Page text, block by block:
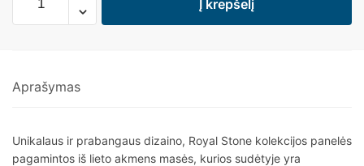
Į krepšelį
Aprašymas
Unikalaus ir prabangaus dizaino, Royal Stone kolekcijos panelės
pagamintos iš lieto akmens masės, kurios sudėtyje yra